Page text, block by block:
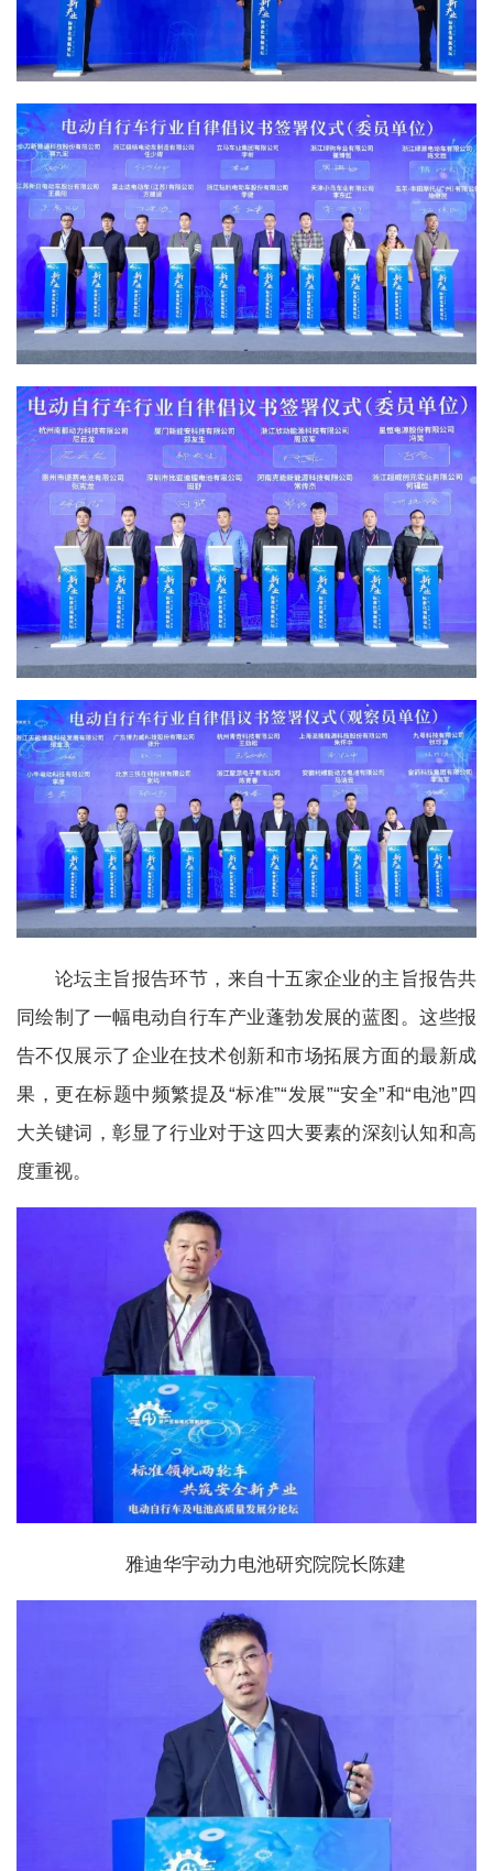
论坛主旨报告环节，来自十五家企业的主旨报告共
同绘制了一幅电动自行车产业蓬勃发展的蓝图。这些报
告不仅展示了企业在技术创新和市场拓展方面的最新成
果，更在标题中频繁提及“标准”“发展”“安全”和“电池”四
大关键词，彰显了行业对于这四大要素的深刻认知和高
度重视。
雅迪华宇动力电池研究院院长陈建